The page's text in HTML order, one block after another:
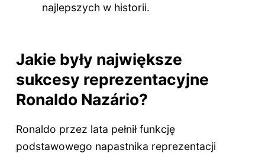
najlepszych w historii.
Jakie były największe
sukcesy reprezentacyjne
Ronaldo Nazário?
Ronaldo przez lata pełnił funkcję
podstawowego napastnika reprezentacji